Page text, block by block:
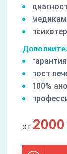
пост
100%
от